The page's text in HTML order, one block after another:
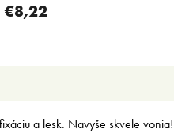
€8,22
a lesk. Navyše skvele vonia!